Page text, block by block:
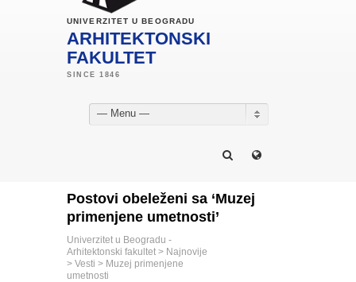
UNIVERZITET U BEOGRADU
ARHITEKTONSKI
FAKULTET
— Menu —
Postovi obeleženi sa ‘Muzej
primenjene umetnosti’
Univerzitet u Beogradu -
Arhitektonski fakultet > Najnovije
> Vesti > Muzej primenjene
umetnosti